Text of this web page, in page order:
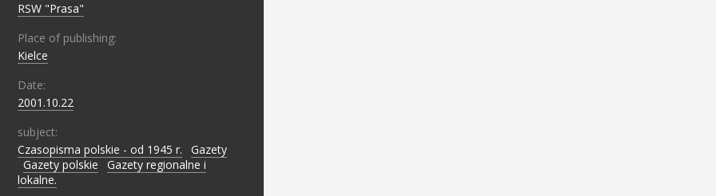
RSW "Prasa"
Place of publishing:
Kielce
Date:
2001.10.22
subject:
Czasopisma polskie - od 1945 r.
Gazety
Gazety polskie
Gazety regionalne i
lokalne.